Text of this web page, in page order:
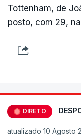
Tottenham, de
posto, com 29,
DIRETO
atualizado 10 Agosto